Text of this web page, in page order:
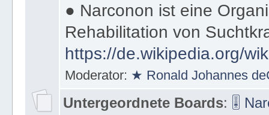
● Narconon ist eine
Rehabilitation von
https://de.wikipedia.org/
Moderator: ★ Ronald Johannes
Untergeordnete Boards: 🎚